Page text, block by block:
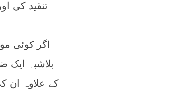
تنقید کی
اگر کوئی
بلاشبہ ایک
کے علاوہ ان